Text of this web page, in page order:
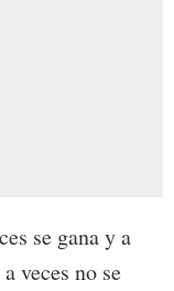
se gana y a
veces no se